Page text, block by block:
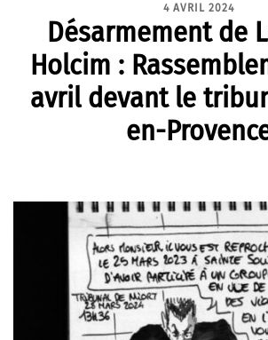
4 AVRIL 2024
Désarmement de
Holcim :
avril devant le
en-